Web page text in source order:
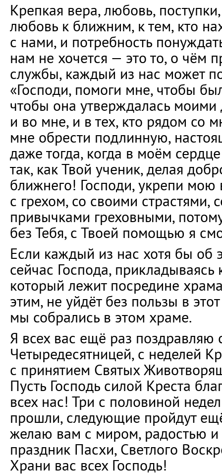
Крепкая вера, любовь,
любовь к ближним, к тем, кто
с нами, и потребность
нам не хочется — это то, о чём
службы, каждый из нас может
«Господи, помоги мне, чтобы
чтобы она утверждалась
и во мне, и в тех, кто рядом со
мне обрести подлинную,
даже тогда, когда в моём
так, как Твой ученик, делая
ближнего! Господи, укрепи мою
с грехом, со своими страстями,
привычками греховными,
без Тебя, с Твоей помощью я
Если каждый из нас хотя бы об
сейчас Господа, прикладываясь
который лежит посредине
этим, не уйдёт без пользы в
мы собрались в этом храме.
Я всех вас ещё раз поздравляю
Четыредесятницей, с неделей
с принятием Святых
Пусть Господь силой Креста
всех нас! Три с половиной
прошли, следующие пройдут
желаю вам с миром, радостью и
праздник Пасхи, Светлого
Храни вас всех Господь!